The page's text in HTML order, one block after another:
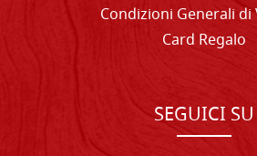
Condizioni Generali di
Card Regalo
SEGUICI SU